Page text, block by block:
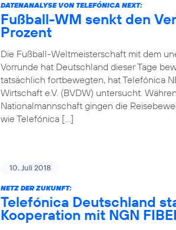
DATENANALYSE VON TELEFÓNICA NEXT:
Fußball-WM senkt den
Prozent
Die Fußball-Weltmeisterschaft mit dem
Vorrunde hat Deutschland dieser Tage
tatsächlich fortbewegten, hat Telefónica
Wirtschaft e.V. (BVDW) untersucht.
Nationalmannschaft gingen die
wie Telefónica […]
10. Juli 2018
NETZ DER ZUKUNFT:
Telefónica Deutschland
Kooperation mit NGN